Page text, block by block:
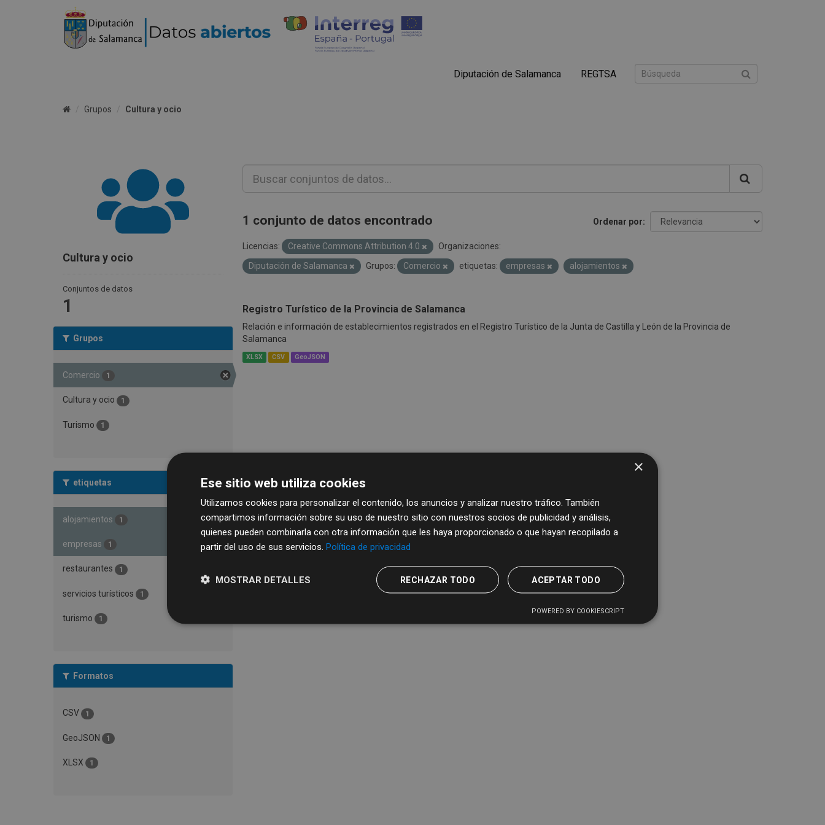
Diputación de Salamanca REGTSA
Grupos Cultura y ocio
Cultura y ocio
Conjuntos de datos
1
Grupos
Comercio 1
Cultura y ocio 1
Turismo 1
etiquetas
alojamientos 1
empresas 1
restaurantes 1
servicios turísticos 1
turismo 1
Formatos
CSV 1
GeoJSON 1
XLSX 1
Ordenar por
1 conjunto de datos encontrado
Licencias: Creative Commons Attribution 4.0
Organizaciones:
Diputación de Salamanca
Grupos: Comercio etiquetas: empresas alojamientos
Registro Turístico de la Provincia de Salamanca
Relación e información de establecimientos registrados en el Registro Turístico de la Junta de Castilla y León de la Provincia de
Salamanca
XLSX CSV GeoJSON
×
Ese sitio web utiliza cookies
Utilizamos cookies para personalizar el contenido, los anuncios y analizar nuestro tráfico. También
compartimos información sobre su uso de nuestro sitio con nuestros socios de publicidad y análisis,
quienes pueden combinarla con otra información que les haya proporcionado o que hayan recopilado a
partir del uso de sus servicios. Política de privacidad
ACEPTAR TODO
RECHAZAR TODO
MOSTRAR DETALLES
POWERED BY COOKIESCRIPT